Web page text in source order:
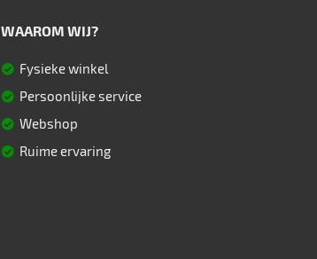
WAAROM WIJ?
Fysieke winkel
Persoonlijke service
Webshop
Ruime ervaring